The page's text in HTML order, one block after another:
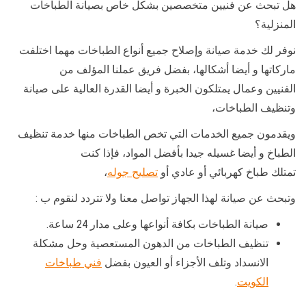
هل تبحث عن فنيين متخصصين بشكل خاص بصيانة الطباخات
المنزلية؟
نوفر لك خدمة صيانة وإصلاح جميع أنواع الطباخات مهما اختلفت
ماركاتها و أيضا أشكالها، بفضل فريق عملنا المؤلف من
الفنيين وعمال يمتلكون الخبرة و أيضا القدرة العالية على صيانة
وتنظيف الطباخات،
ويقدمون جميع الخدمات التي تخص الطباخات منها خدمة تنظيف
الطباخ و أيضا غسيله جيدا بأفضل المواد، فإذا كنت
تمتلك طباخ كهربائي أو عادي أو تصليح جوله،
وتبحث عن صيانة لهذا الجهاز تواصل معنا ولا تتردد لنقوم ب :
صيانة الطباخات بكافة أنواعها وعلى مدار 24 ساعة.
تنظيف الطباخات من الدهون المستعصية وحل مشكلة
الانسداد وتلف الأجزاء أو العيون بفضل فني طباخات
الكويت.